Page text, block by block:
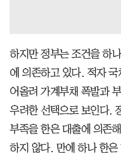
하지만 정부는 조건을 하
에 의존하고 있다. 적자
어올려 가계부채 폭발과
우려한 선택으로 보인다.
부족을 한은 대출에 의존
하지 않다. 만에 하나 한